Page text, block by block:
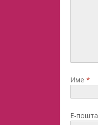
Име *
Е-пошта